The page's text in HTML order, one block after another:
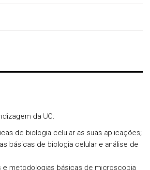
da UC:
de biologia celular as suas aplicações;
básicas de biologia celular e análise de
e metodologias básicas de microscopia